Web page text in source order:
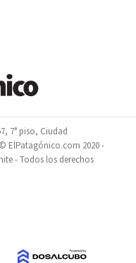
7° piso, Ciudad
ElPatagónico.com 2020 -
- Todos los derechos